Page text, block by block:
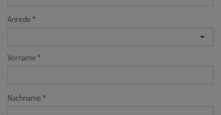
Anrede
Vorname
Nachname